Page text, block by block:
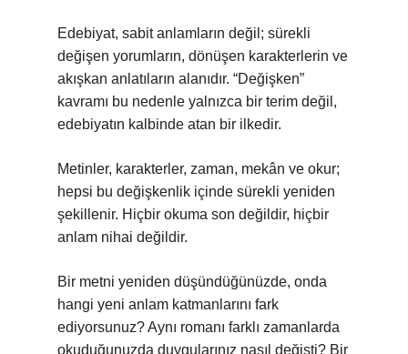
Edebiyat, sabit anlamların değil; sürekli
değişen yorumların, dönüşen karakterlerin ve
akışkan anlatıların alanıdır. “Değişken”
kavramı bu nedenle yalnızca bir terim değil,
edebiyatın kalbinde atan bir ilkedir.
Metinler, karakterler, zaman, mekân ve okur;
hepsi bu değişkenlik içinde sürekli yeniden
şekillenir. Hiçbir okuma son değildir, hiçbir
anlam nihai değildir.
Bir metni yeniden düşündüğünüzde, onda
hangi yeni anlam katmanlarını fark
ediyorsunuz? Aynı romanı farklı zamanlarda
okuduğunuzda duygularınız nasıl değişti? Bir